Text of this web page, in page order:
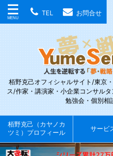
TEL お問合せ
栢野克己オフィシャルサイト/東京
ス/作家・講演家・小企業コンサル
勉強会・個別相
栢野克己（カヤノカ
ツミ）プロフィール
サービ